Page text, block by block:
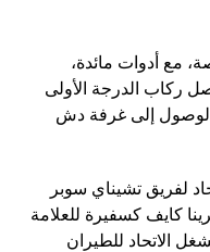
مع أدوات مائدة،
ركاب الدرجة الأولى
إلى غرفة دش
لفريق تشيناي سوبر
كايف كسفيرة للعلامة
أوائل عام 2025، ستشغل الاتحاد للطيران